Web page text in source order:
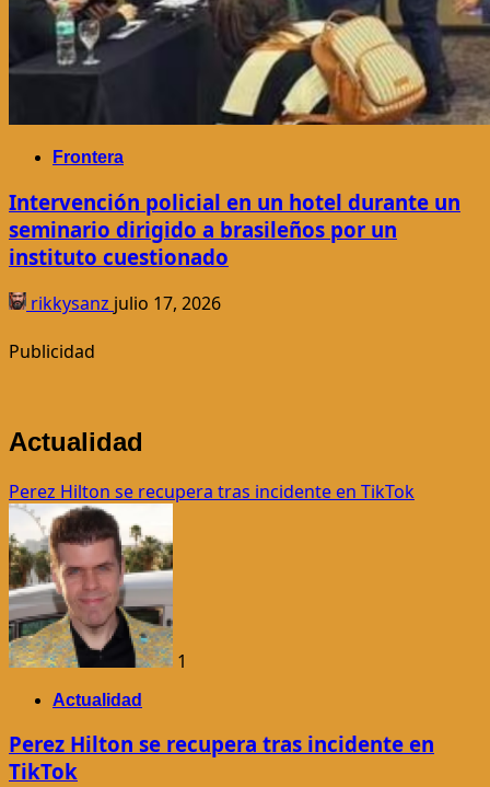
Frontera
Intervención policial en un hotel durante un
seminario dirigido a brasileños por un
instituto cuestionado
rikkysanz julio 17, 2026
Publicidad
Actualidad
Perez Hilton se recupera tras incidente en TikTok
1
Actualidad
Perez Hilton se recupera tras incidente en
TikTok